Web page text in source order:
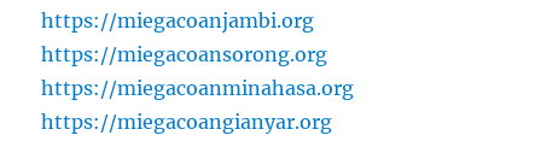
https://miegacoanjambi.org
https://miegacoansorong.org
https://miegacoanminahasa.org
https://miegacoangianyar.org